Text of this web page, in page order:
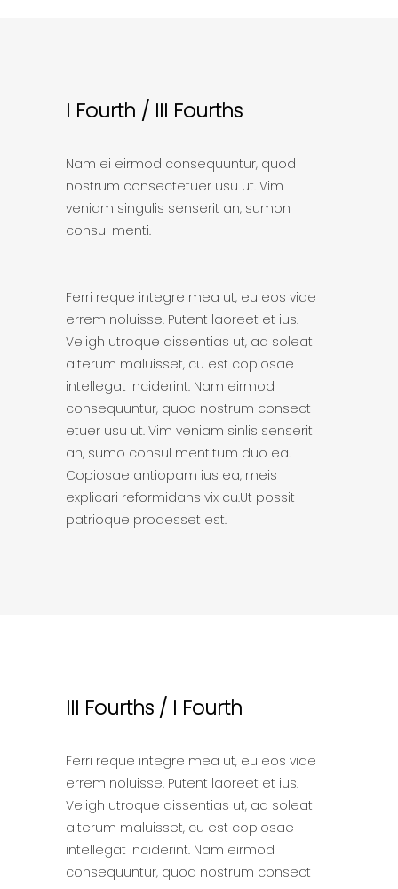
I Fourth / III Fourths
Nam ei eirmod consequuntur, quod
nostrum consectetuer usu ut. Vim
veniam singulis senserit an, sumon
consul menti.
Ferri reque integre mea ut, eu eos vide
errem noluisse. Putent laoreet et ius.
Veligh utroque dissentias ut, ad soleat
alterum maluisset, cu est copiosae
intellegat inciderint. Nam eirmod
consequuntur, quod nostrum consect
etuer usu ut. Vim veniam sinlis senserit
an, sumo consul mentitum duo ea.
Copiosae antiopam ius ea, meis
explicari reformidans vix cu.Ut possit
patrioque prodesset est.
III Fourths / I Fourth
Ferri reque integre mea ut, eu eos vide
errem noluisse. Putent laoreet et ius.
Veligh utroque dissentias ut, ad soleat
alterum maluisset, cu est copiosae
intellegat inciderint. Nam eirmod
consequuntur, quod nostrum consect